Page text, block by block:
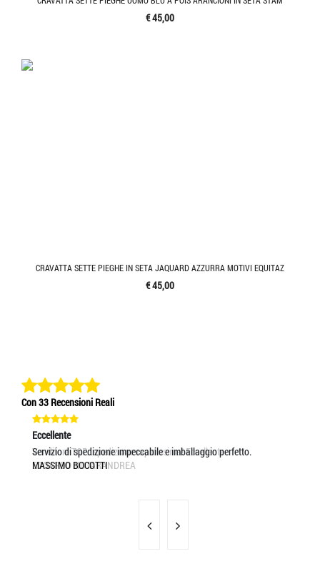
€ 45,00
CRAVATTA SETTE PIEGHE IN SETA JAQUARD AZZURRA MOTIVI EQUITAZ
€ 45,00
Con 33 Recensioni Reali
Eccellente
Venditore TOP...spedizione rapidissima! Eccellente
EDOARDO NOTARANDREA
Eccellente
Servizio di spedizione impeccabile e imballaggio perfetto.
MASSIMO BOCOTTI